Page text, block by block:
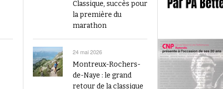
Finale du Visana Sprint ce dimanche à Berne
avec Mujinga Kambundji et plein de surprises
19 septembre 2024
Voir tout
Classique, succès pour
la première du
marathon
24 mai 2026
Montreux-Rochers-
de-Naye : le grand
retour de la classique